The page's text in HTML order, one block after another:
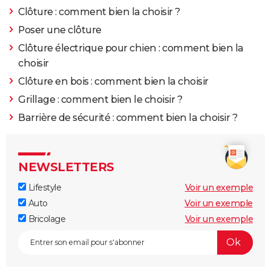
Clôture : comment bien la choisir ?
Poser une clôture
Clôture électrique pour chien : comment bien la
choisir
Clôture en bois : comment bien la choisir
Grillage : comment bien le choisir ?
Barrière de sécurité : comment bien la choisir ?
NEWSLETTERS
Lifestyle
Voir un exemple
Auto
Voir un exemple
Bricolage
Voir un exemple